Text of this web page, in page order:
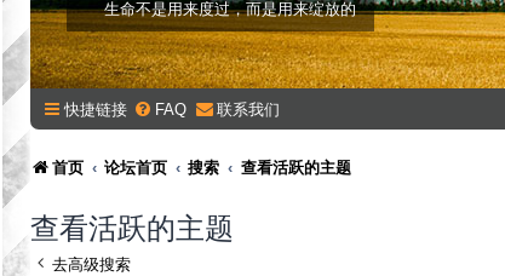
生命不是用来度过，而是用来绽放的
快捷链接 FAQ 联系我们
首页 论坛首页 搜索 查看活跃的主题
查看活跃的主题
去高级搜索